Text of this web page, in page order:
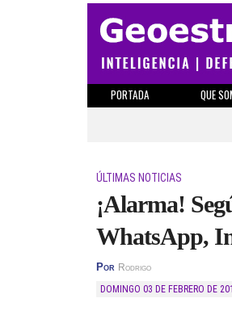
PORTADA QUE
ÚLTIMAS NOTICIAS
¡Alarma!
WhatsApp,
Por Rodrigo
DOMINGO 03 DE FEBRERO DE